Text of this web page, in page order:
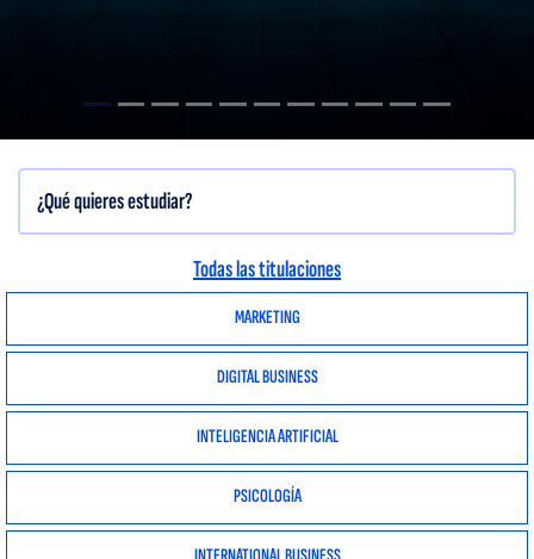
MARKETING
DIGITAL BUSINESS
INTELIGENCIA ARTIFICIAL
PSICOLOGÍA
Todas las titulaciones